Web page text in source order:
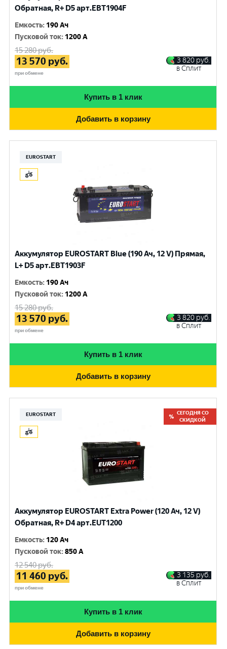
Обратная, R+ D5 арт.EBT1904F
Емкость: 190 Ач
Пусковой ток: 1200 A
15 280руб.
13 570 руб.
при обмене
3 820 руб.
в Сплит
Купить в 1 клик
Добавить в корзину
EUROSTART
Аккумулятор EUROSTART Blue (190 Ач, 12 V) Прямая,
L+ D5 арт.EBT1903F
Емкость: 190 Ач
Пусковой ток: 1200 A
15 280руб.
13 570 руб.
при обмене
3 820 руб.
в Сплит
Купить в 1 клик
Добавить в корзину
EUROSTART
СЕГОДНЯ СО
СКИДКОЙ
Аккумулятор EUROSTART Extra Power (120 Ач, 12 V)
Обратная, R+ D4 арт.EUT1200
Емкость: 120 Ач
Пусковой ток:850 A
12 540руб.
11 460 руб.
при обмене
3 135 руб.
в Сплит
Купить в 1 клик
Добавить в корзину